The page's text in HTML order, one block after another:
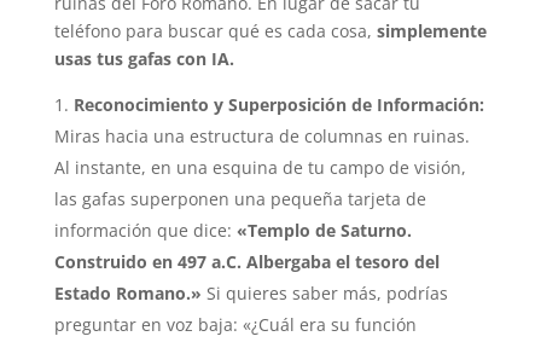
teléfono para buscar qué es cada cosa, simplemente
usas tus gafas con IA.
Reconocimiento y Superposición de Información:
Miras hacia una estructura de columnas en ruinas.
Al instante, en una esquina de tu campo de visión,
las gafas superponen una pequeña tarjeta de
información que dice: «Templo de Saturno.
Construido en 497 a.C. Albergaba el tesoro del
Estado Romano.» Si quieres saber más, podrías
preguntar en voz baja: «¿Cuál era su función